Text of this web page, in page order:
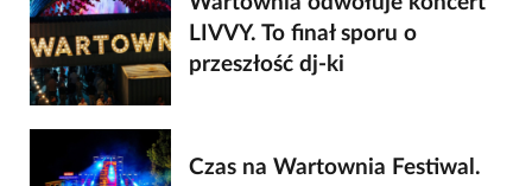
LIVVY. To finał sporu o
przeszłość dj-ki
Czas na Wartownia Festiwal.